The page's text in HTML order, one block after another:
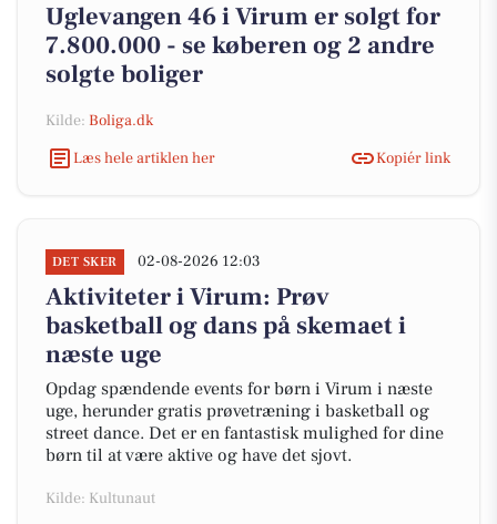
Uglevangen 46 i Virum er solgt for
7.800.000 - se køberen og 2 andre
solgte boliger
Kilde: Boliga.dk
Læs hele artiklen her
Kopiér link
DET SKER 02-08-2026 12:03
Aktiviteter i Virum: Prøv
basketball og dans på skemaet i
næste uge
Opdag spændende events for børn i Virum i næste
uge, herunder gratis prøvetræning i basketball og
street dance. Det er en fantastisk mulighed for dine
børn til at være aktive og have det sjovt.
Kilde: Kultunaut